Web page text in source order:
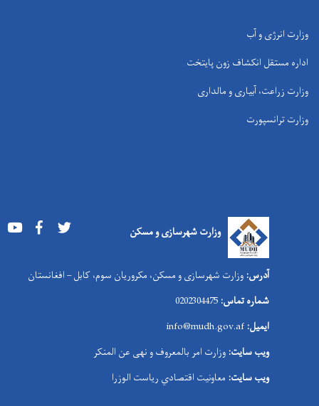
وزارت انرژی و آب
اداره مستقل انکشاف زون پایتخت
وزارت زراعت، آبیاری و مالداری
وزارت ترانسپورت
وزارت شهرسازی و مسکن Youtube Facebook
آدرس: وزارت شهرسازی و مسکن، مکروریان سوم، کابل – افغانستان
شماره تماس:
ایمیل: info@mudh.gov.af
ویب سایت: وزارت امر بالمعروف و نهی عن المنکر
ویب سایت: معاونیت اقتصادي ریاست الوزرا